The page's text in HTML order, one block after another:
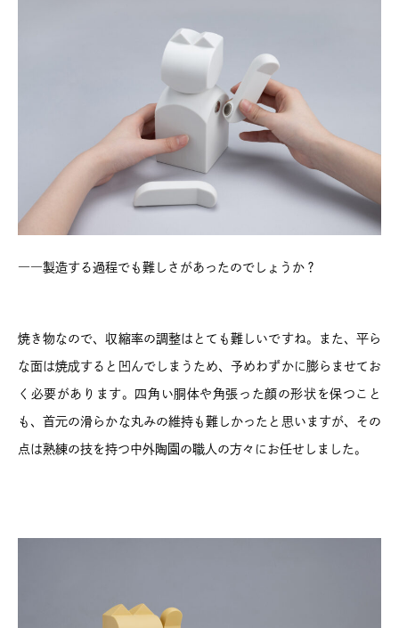
――製造する過程でも難しさがあったのでしょうか？
焼き物なので、収縮率の調整はとても難しいですね。また、平ら
な面は焼成すると凹んでしまうため、予めわずかに膨らませてお
く必要があります。四角い胴体や角張った顔の形状を保つこと
も、首元の滑らかな丸みの維持も難しかったと思いますが、その
点は熟練の技を持つ中外陶園の職人の方々にお任せしました。